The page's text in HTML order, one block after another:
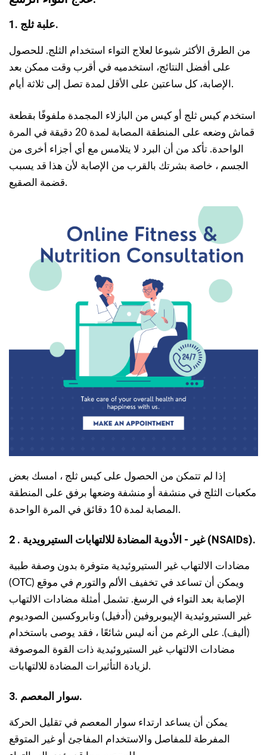
1. علبة ثلج.
من الطرق الأكثر شيوعا لعلاج التواء استخدام الثلج. للحصول
على أفضل النتائج، استخدميه في أقرب وقت ممكن بعد
الإصابة، كل ساعتين على الأقل لمدة تصل إلى ثلاثة أيام.
استخدم كيس ثلج أو كيس من البازلاء المجمدة ملفوفًا بقطعة
قماش وضعه على المنطقة المصابة لمدة 20 دقيقة في المرة
الواحدة. تأكد من أن البرد لا يتلامس مع أي أجزاء أخرى من
الجسم ، خاصة بشرتك بالقرب من الإصابة لأن هذا قد يسبب
قضمة الصقيع.
إذا لم تتمكن من الحصول على كيس ثلج ، امسك بعض
مكعبات الثلج في منشفة أو منشفة وضعها برفق على المنطقة
المصابة لمدة 10 دقائق في المرة الواحدة.
2 . غير - الأدوية المضادة للالتهابات الستيرويدية (NSAIDs).
مضادات الالتهاب غير الستيروئيدية متوفرة بدون وصفة طبية
(OTC) ويمكن أن تساعد في تخفيف الألم والتورم في موقع
الإصابة بعد التواء في الرسغ. تشمل أمثلة مضادات الالتهاب
غير الستيروئيدية الإيبوبروفين (أدفيل) ونابروكسين الصوديوم
(أليف). على الرغم من أنه ليس شائعًا ، فقد يوصى باستخدام
مضادات الالتهاب غير الستيروئيدية ذات القوة الموصوفة
لزيادة التأثيرات المضادة للالتهابات.
3. سوار المعصم.
يمكن أن يساعد ارتداء سوار المعصم في تقليل الحركة
المفرطة للمفاصل والاستخدام المفاجئ أو غير المتوقع